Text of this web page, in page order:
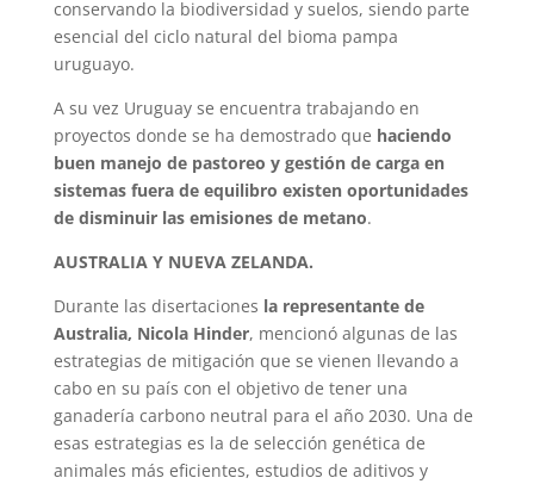
conservando la biodiversidad y suelos, siendo parte
esencial del ciclo natural del bioma pampa
uruguayo.
A su vez Uruguay se encuentra trabajando en
proyectos donde se ha demostrado que haciendo
buen manejo de pastoreo y gestión de carga en
sistemas fuera de equilibro existen oportunidades
de disminuir las emisiones de metano.
AUSTRALIA Y NUEVA ZELANDA.
Durante las disertaciones la representante de
Australia, Nicola Hinder, mencionó algunas de las
estrategias de mitigación que se vienen llevando a
cabo en su país con el objetivo de tener una
ganadería carbono neutral para el año 2030. Una de
esas estrategias es la de selección genética de
animales más eficientes, estudios de aditivos y